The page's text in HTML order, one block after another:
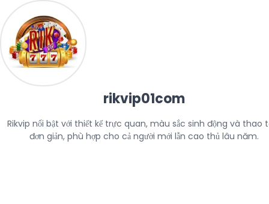
rikvip01com
Rikvip nổi bật với thiết kế trực quan, màu sắc sinh động và thao
đơn giản, phù hợp cho cả người mới lẫn cao thủ lâu năm.